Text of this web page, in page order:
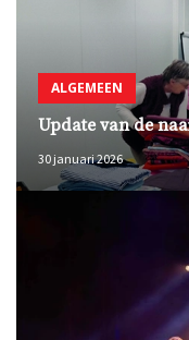
ALGEMEEN
Update van de
30 januari 2026